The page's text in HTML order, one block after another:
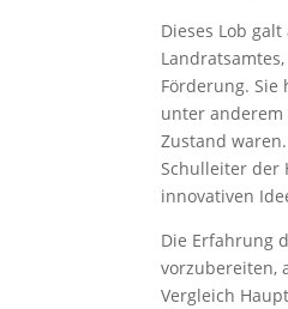
Dieses Lob
Förderung.
unter
Zustand
Schulleiter der
innovativen
Die Erfahrung
vorzubereiten,
Vergleich